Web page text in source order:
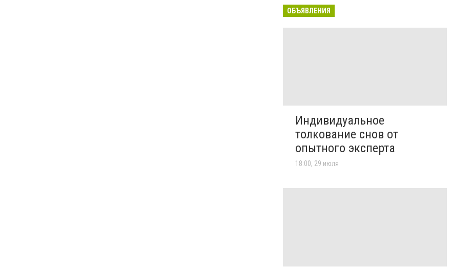
ОБЪЯВЛЕНИЯ
Индивидуальное
толкование снов от
опытного эксперта
18:00, 29 июля